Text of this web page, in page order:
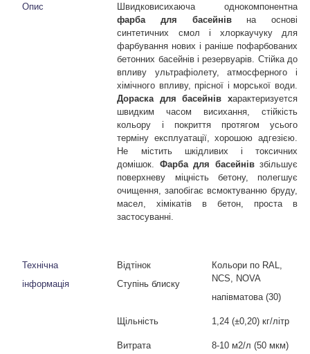
Опис
Швидковисихаюча однокомпонентна
фарба для басейнівна основі
синтетичних смол і хлоркаучуку для
фарбування нових і раніше пофарбованих
бетонних басейнів і резервуарів. Стійка до
впливу ультрафіолету, атмосферного і
хімічного впливу, прісної і морської води.
Дораска для басейнів характеризуется
швидким часом висихання, стійкість
кольору і покриття протягом усього
терміну експлуатації, хорошою адгезією.
Не містить шкідливих і токсичних
домішок. Фарба для басейнівзбільшує
поверхневу міцність бетону, полегшує
очищення, запобігає всмоктуванню бруду,
масел, хімікатів в бетон, проста в
застосуванні.
Технічна
інформація
Відтінок
Ступінь блиску
Кольори по RAL
NCS
NOVA
напівматова (30)
Щільність 1,24 (±0,20) кг/літр
Витрата
8-10 м2/л (50 мкм)